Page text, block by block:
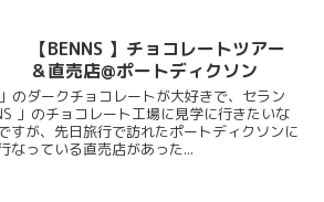
【BENNS 】チョコレートツアー
＆直売店@ポートディクソン
のダークチョコレートが大好きで、セラン
」のチョコレート工場に見学に行きたいな
すが、先日旅行で訪れたポートディクソンに
なっている直売店があった...